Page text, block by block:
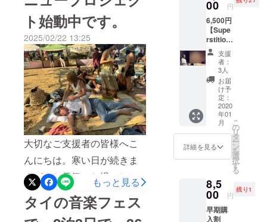
ちに深く感謝しています。
しかし、商品の品質には激
しいばらつきがあり、細か
な糸切れや傷を見つけるた
びに、このまま進めること
はできないと判断せざるを
得ませんでした。返品や返
金をネパールの製造者に打
診しましたが、返答はあり
ませんでした。周囲からは
事情を説明した上での特別
支援価格という案も出まし
たし、当初はそれしか道が
家屋。築年数は経っていま
すが驚くほど日当たりがよ
く、昼間はまるで温室のよ
うで、暖房がいらないほど
の陽だまりに包まれていま
す。「今世で日本に生まれ
たのは初めて」と言われる
ほど南国体質の私にとっ
て、この環境は本当にあり
がたく、心と身体がほどけ
ていくような、幸せな休暇
の幕開けとなりました。そ
ト始動中です。
2025/02/22 13:25
大切なご支援者の皆様へこ
んにちは。寒い日が続きま
すが、お元気でお過ごしで
しょうか？プロジェクト開
始を見届けると同時に、5日
もっと見る
タイの音楽フェス
ら行
う、全
身の
マッ
サー
ジ。 体
の痛み
ととも
に心も
スー
パーリ
ラック
ス。 通
常60分
の料金
で、海
スー
パース
ティ
シャス
00 円
6,500円
【Supe
rstitiou
s(迷信
深い
人）タ
イ古式
マッ
サー
ジ】
90分＋
ヘッド
ヒーリ
ングor
お腹
マッ
宇宙や
大地と
つなが
りなが
支援
者：
3人
お届
け予
定：
2020
年01
月
詳細を見る
こ
の
リ
タ
ー
ン
を
選
択
す
る
8,5
00 円
残り1
早期購
入割